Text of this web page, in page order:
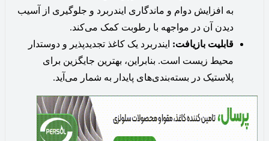
به افزایش دوام و ماندگاری ایندربرد و جلوگیری از آسیب
دیدن آن در مواجهه با رطوبت کمک می‌کند.
قابلیت بازیافت: ایندربرد یک کاغذ تجدیدپذیر و دوستدار
محیط زیست است. بنابراین، بهترین جایگزین برای
پلاستیک در بسته‌بندی‌های پایدار به شمار می‌آید.